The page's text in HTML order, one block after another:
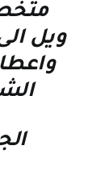
ويل